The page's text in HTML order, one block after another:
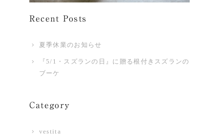
Recent Posts
夏季休業のお知らせ
『5/1・スズランの日』に贈る根付きスズランの
ブーケ
Category
vestita